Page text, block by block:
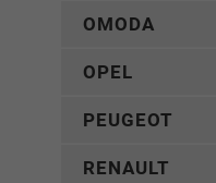
OMODA
OPEL
PEUGEOT
RENAULT